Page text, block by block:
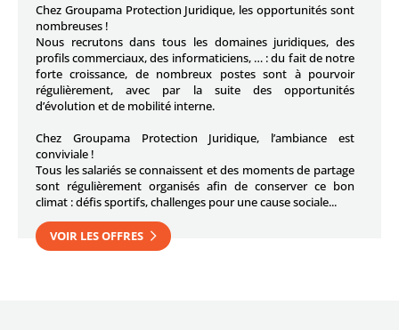
Chez Groupama Protection Juridique, les opportunités sont
nombreuses !
Nous recrutons dans tous les domaines juridiques, des
profils commerciaux, des informaticiens, … : du fait de notre
forte croissance, de nombreux postes sont à pourvoir
régulièrement, avec par la suite des opportunités
d’évolution et de mobilité interne.
Chez Groupama Protection Juridique, l’ambiance est
conviviale !
Tous les salariés se connaissent et des moments de partage
sont régulièrement organisés afin de conserver ce bon
climat : défis sportifs, challenges pour une cause sociale...
VOIR LES OFFRES